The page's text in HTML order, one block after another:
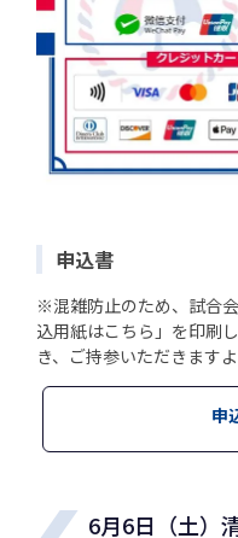
申込書
※混雑防止のため、試合
込用紙はこちら」を印刷
き、ご持参いただきます
申
6月6日（土）